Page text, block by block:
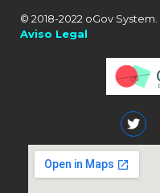
© 2018-2022 oGov
Aviso Legal